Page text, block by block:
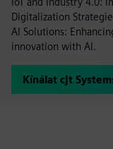
Digitalization
AI Solutions:
innovation with AI.
Kínálat cjt